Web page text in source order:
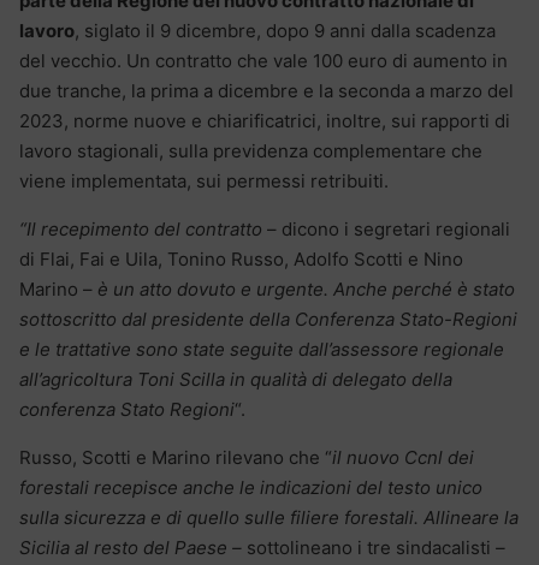
lavoro, siglato il 9 dicembre, dopo 9 anni dalla scadenza
del vecchio. Un contratto che vale 100 euro di aumento in
due tranche, la prima a dicembre e la seconda a marzo del
2023, norme nuove e chiarificatrici, inoltre, sui rapporti di
lavoro stagionali, sulla previdenza complementare che
viene implementata, sui permessi retribuiti.
“Il recepimento del contratto – dicono i segretari regionali
di Flai, Fai e Uila, Tonino Russo, Adolfo Scotti e Nino
Marino – è un atto dovuto e urgente. Anche perché è stato
sottoscritto dal presidente della Conferenza Stato-Regioni
e le trattative sono state seguite dall’assessore regionale
all’agricoltura Toni Scilla in qualità di delegato della
conferenza Stato Regioni“.
Russo, Scotti e Marino rilevano che “il nuovo Ccnl dei
forestali recepisce anche le indicazioni del testo unico
sulla sicurezza e di quello sulle filiere forestali. Allineare la
Sicilia al resto del Paese – sottolineano i tre sindacalisti –